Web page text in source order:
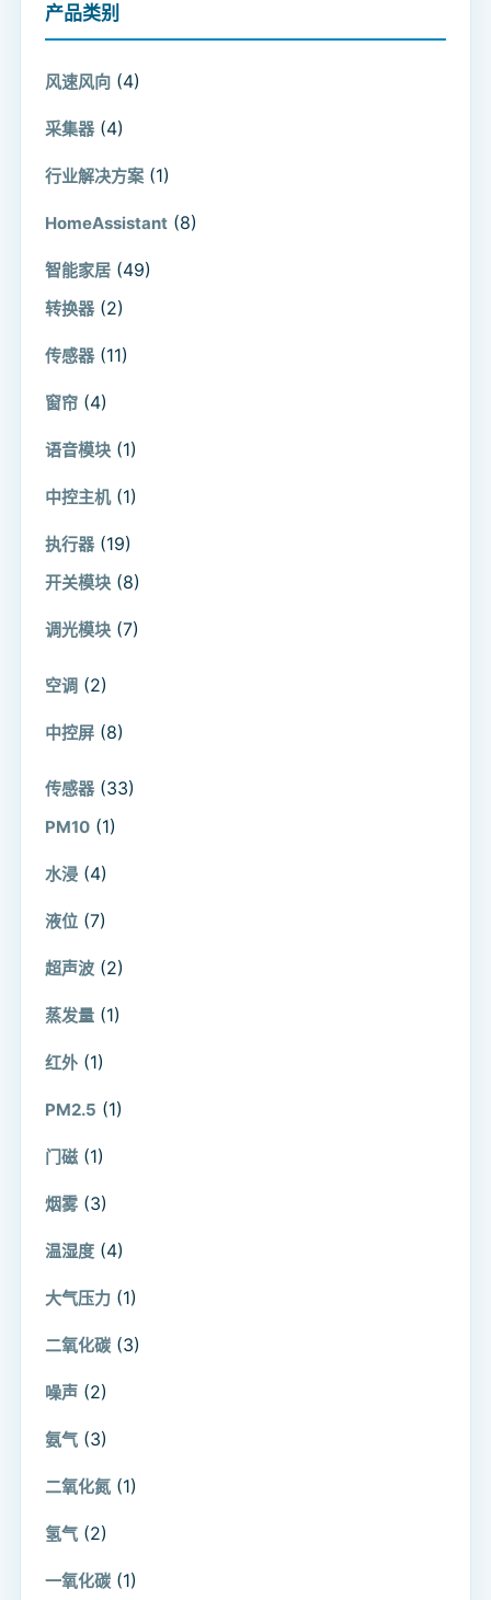
产品类别
风速风向 (4)
采集器 (4)
行业解决方案 (1)
HomeAssistant (8)
智能家居 (49)
转换器 (2)
传感器 (11)
窗帘 (4)
语音模块 (1)
中控主机 (1)
执行器 (19)
开关模块 (8)
调光模块 (7)
空调 (2)
中控屏 (8)
传感器 (33)
PM10 (1)
水浸 (4)
液位 (7)
超声波 (2)
蒸发量 (1)
红外 (1)
PM2.5 (1)
门磁 (1)
烟雾 (3)
温湿度 (4)
大气压力 (1)
二氧化碳 (3)
噪声 (2)
氨气 (3)
二氧化氮 (1)
氢气 (2)
一氧化碳 (1)